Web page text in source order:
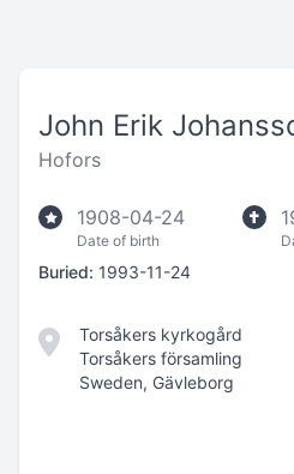
John Erik
Hofors
1908-04-24
Date of birth
Buried: 1993-11-24
Torsåkers kyrkogård
Torsåkers församling
Sweden, Gävleborg